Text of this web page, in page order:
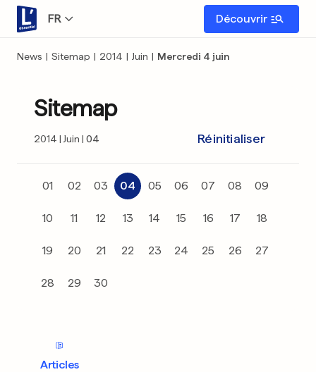
FR Découvrir
News | Sitemap | 2014 | Juin | Mercredi 4 juin
Sitemap
2014 Juin 04 Réinitialiser
01 02 03 04 05 06 07 08 09
10 11 12 13 14 15 16 17 18
19 20 21 22 23 24 25 26 27
28 29 30
Articles